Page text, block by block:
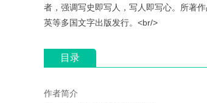
者，强调写史即写人，写人即写心。所著
英等多国文字出版发行。<br/>
目录
作者简介